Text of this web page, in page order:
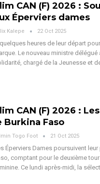
CAN (F) 2026 :
Éperviers dames
Kalepe 22 Oct 2025
heures de leur départ
Le nouveau ministre
chargé de la Jeunesse et
CAN (F) 2026 :
Burkina Faso
Togo Foot 21 Oct 2025
Éperviers Dames poursuivent
comptant pour le deuxième
Ce lundi après-midi, la